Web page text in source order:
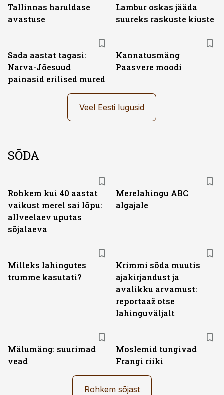
Tallinnas haruldase
avastuse
Lambur oskas jääda
suureks raskuste kiuste
Sada aastat tagasi:
Narva-Jõesuud
painasid erilised mured
Kannatusmäng
Paasvere moodi
Veel Eesti lugusid
SÕDA
Rohkem kui 40 aastat
vaikust merel sai lõpu:
allveelaev uputas
sõjalaeva
Merelahingu ABC
algajale
Milleks lahingutes
trumme kasutati?
Krimmi sõda muutis
ajakirjandust ja
avalikku arvamust:
reportaaž otse
lahinguväljalt
Mälumäng: suurimad
vead
Moslemid tungivad
Frangi riiki
Rohkem sõjast